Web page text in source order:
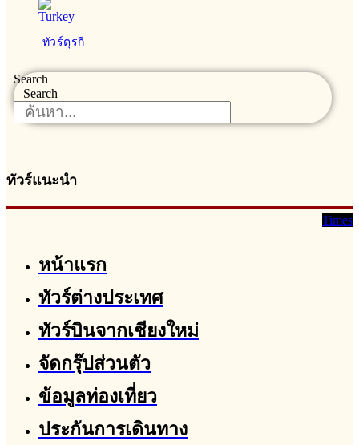
ทัวร์ตุรกี
Search
Search
ทัวร์แนะนำ
Times
หน้าแรก
ทัวร์ต่างประเทศ
ทัวร์บินจากเชียงใหม่
จัดกรุ๊ปส่วนตัว
ข้อมูลท่องเที่ยว
ประกันการเดินทาง